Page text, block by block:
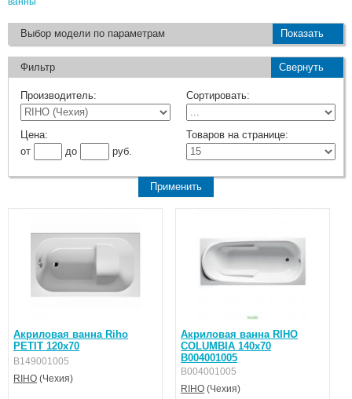
Выбор модели по параметрам Показать
Фильтр Свернуть
Производитель: Сортировать:
Цена:
от
до руб.
Товаров на странице:
Акриловая ванна Riho
PETIT 120х70
B149001005
RIHO (Чехия)
Акриловая ванна RIHO
COLUMBIA 140x70
B004001005
B004001005
RIHO (Чехия)